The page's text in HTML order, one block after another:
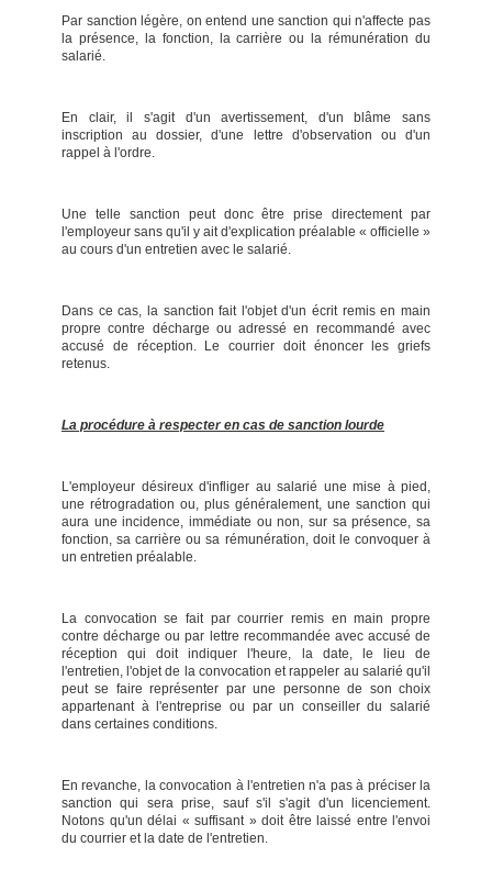
Par sanction légère, on entend une sanction qui n'affecte pas
la présence, la fonction, la carrière ou la rémunération du
salarié.
En clair, il s'agit d'un avertissement, d'un blâme sans
inscription au dossier, d'une lettre d'observation ou d'un
rappel à l'ordre.
Une telle sanction peut donc être prise directement par
l'employeur sans qu'il y ait d'explication préalable « officielle »
au cours d'un entretien avec le salarié.
Dans ce cas, la sanction fait l'objet d'un écrit remis en main
propre contre décharge ou adressé en recommandé avec
accusé de réception. Le courrier doit énoncer les griefs
retenus.
La procédure à respecter en cas de sanction lourde
L'employeur désireux d'infliger au salarié une mise à pied,
une rétrogradation ou, plus généralement, une sanction qui
aura une incidence, immédiate ou non, sur sa présence, sa
fonction, sa carrière ou sa rémunération, doit le convoquer à
un entretien préalable.
La convocation se fait par courrier remis en main propre
contre décharge ou par lettre recommandée avec accusé de
réception qui doit indiquer l'heure, la date, le lieu de
l'entretien, l'objet de la convocation et rappeler au salarié qu'il
peut se faire représenter par une personne de son choix
appartenant à l'entreprise ou par un conseiller du salarié
dans certaines conditions.
En revanche, la convocation à l'entretien n'a pas à préciser la
sanction qui sera prise, sauf s'il s'agit d'un licenciement.
Notons qu'un délai « suffisant » doit être laissé entre l'envoi
du courrier et la date de l'entretien.